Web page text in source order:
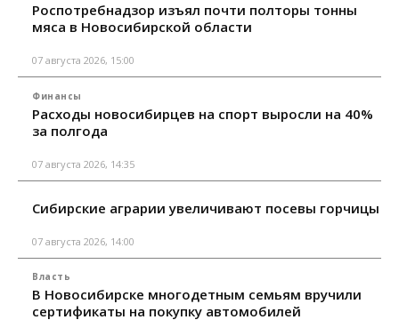
Роспотребнадзор изъял почти полторы тонны
мяса в Новосибирской области
07 августа 2026, 15:00
Финансы
Расходы новосибирцев на спорт выросли на 40%
за полгода
07 августа 2026, 14:35
Сибирские аграрии увеличивают посевы горчицы
07 августа 2026, 14:00
Власть
В Новосибирске многодетным семьям вручили
сертификаты на покупку автомобилей